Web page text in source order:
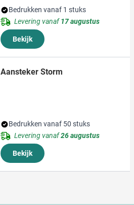
Bedrukken vanaf 1 stuks
Levering vanaf17 augustus
Bekijk
Aansteker Storm
Bedrukken vanaf 50 stuks
Levering vanaf26 augustus
Bekijk